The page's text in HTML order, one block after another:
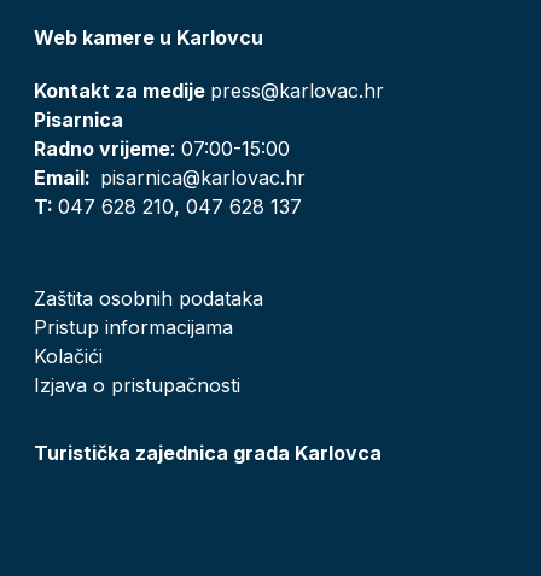
Web kamere u Karlovcu
Kontakt za medije press@karlovac.hr
Pisarnica
Radno vrijeme: 07:00-15:00
Email: pisarnica@karlovac.hr
T: 047 628 210, 047 628 137
Zaštita osobnih podataka
Pristup informacijama
Kolačići
Izjava o pristupačnosti
Turistička zajednica grada Karlovca